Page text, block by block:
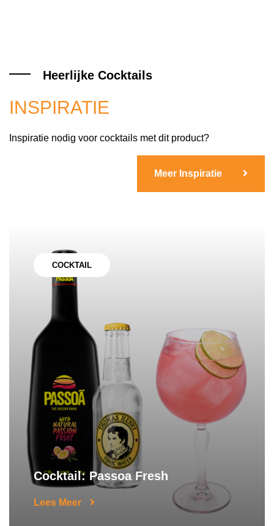
Heerlijke Cocktails
INSPIRATIE
Inspiratie nodig voor cocktails met dit product?
Meer Inspiratie
COCKTAIL
Cocktail: Passoa Fresh
Lees Meer